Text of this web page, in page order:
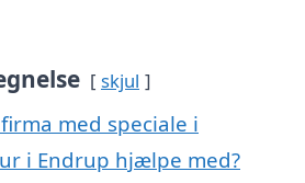
skjul
med speciale i
i Endrup hjælpe med?